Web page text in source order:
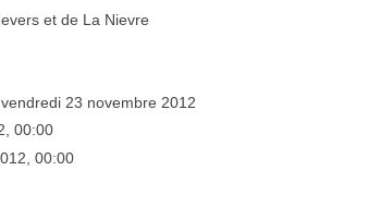
et de La Nievre
23 novembre 2012
00:00
00:00